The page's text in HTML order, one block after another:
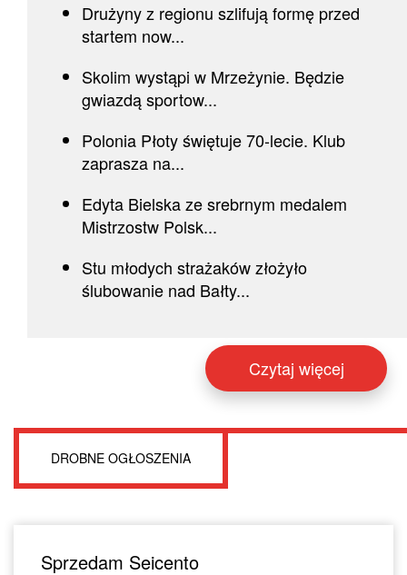
Drużyny z regionu szlifują formę przed
startem now...
Skolim wystąpi w Mrzeżynie. Będzie
gwiazdą sportow...
Polonia Płoty świętuje 70-lecie. Klub
zaprasza na...
Edyta Bielska ze srebrnym medalem
Mistrzostw Polsk...
Stu młodych strażaków złożyło
ślubowanie nad Bałty...
Czytaj więcej
DROBNE OGŁOSZENIA
Sprzedam Seicento